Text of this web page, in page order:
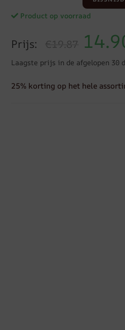
Product op voorraad
Prijs: €19.87
Laagste prijs in de afgelopen 30
25% korting op het hele